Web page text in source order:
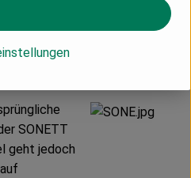
SONETT
geht jedoch